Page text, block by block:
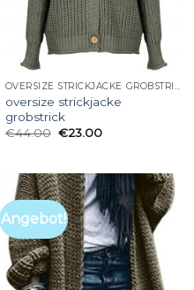
OVERSIZE STRICKJACKE GROBSTRICK
oversize strickjacke
grobstrick
€44.00 €23.00
Angebot!